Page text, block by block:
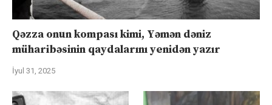
Qəzza onun kompası kimi, Yəmən dəniz
müharibəsinin qaydalarını yenidən yazır
İyul 31, 2025